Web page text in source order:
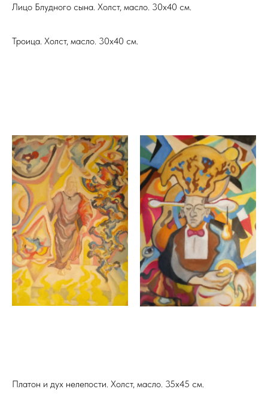
Лицо Блудного сына. Холст, масло. 30х40 см.
Троица. Холст, масло. 30х40 см.
Платон и дух нелепости. Холст, масло. 35х45 см.